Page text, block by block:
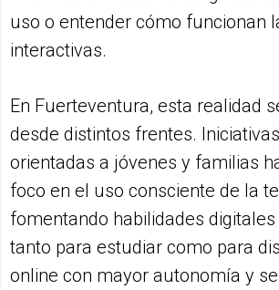
uso o entender cómo funcionan
interactivas.
En Fuerteventura, esta realidad
desde distintos frentes.
orientadas a jóvenes y familias
foco en el uso consciente de la
fomentando habilidades
tanto para estudiar como para
online con mayor autonomía y